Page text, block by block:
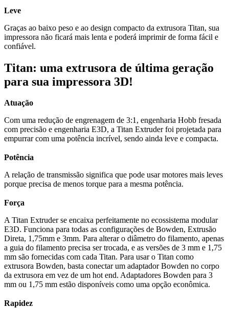
Leve
Graças ao baixo peso e ao design compacto da extrusora Titan, sua
impressora não ficará mais lenta e poderá imprimir de forma fácil e
confiável.
Titan: uma extrusora de última geração
para sua impressora 3D!
Atuação
Com uma redução de engrenagem de 3:1, engenharia Hobb fresada
com precisão e engenharia E3D, a Titan Extruder foi projetada para
empurrar com uma potência incrível, sendo ainda leve e compacta.
Potência
A relação de transmissão significa que pode usar motores mais leves
porque precisa de menos torque para a mesma potência.
Força
A Titan Extruder se encaixa perfeitamente no ecossistema modular
E3D. Funciona para todas as configurações de Bowden, Extrusão
Direta, 1,75mm e 3mm. Para alterar o diâmetro do filamento, apenas
a guia do filamento precisa ser trocada, e as versões de 3 mm e 1,75
mm são fornecidas com cada Titan. Para usar o Titan como
extrusora Bowden, basta conectar um adaptador Bowden no corpo
da extrusora em vez de um hot end. Adaptadores Bowden para 3
mm ou 1,75 mm estão disponíveis como uma opção econômica.
Rapidez